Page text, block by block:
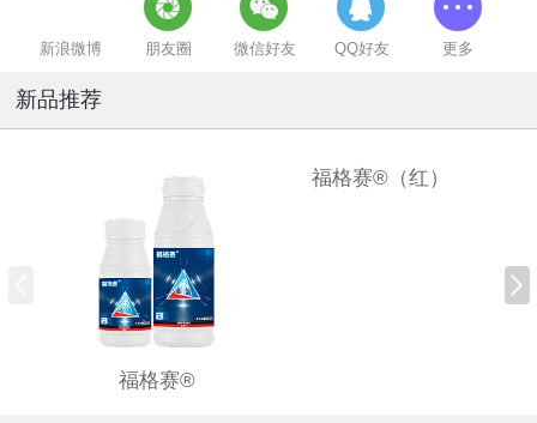
新浪微博 朋友圈 微信好友 QQ好友 更多
新品推荐
福格赛®
福格赛®（红）